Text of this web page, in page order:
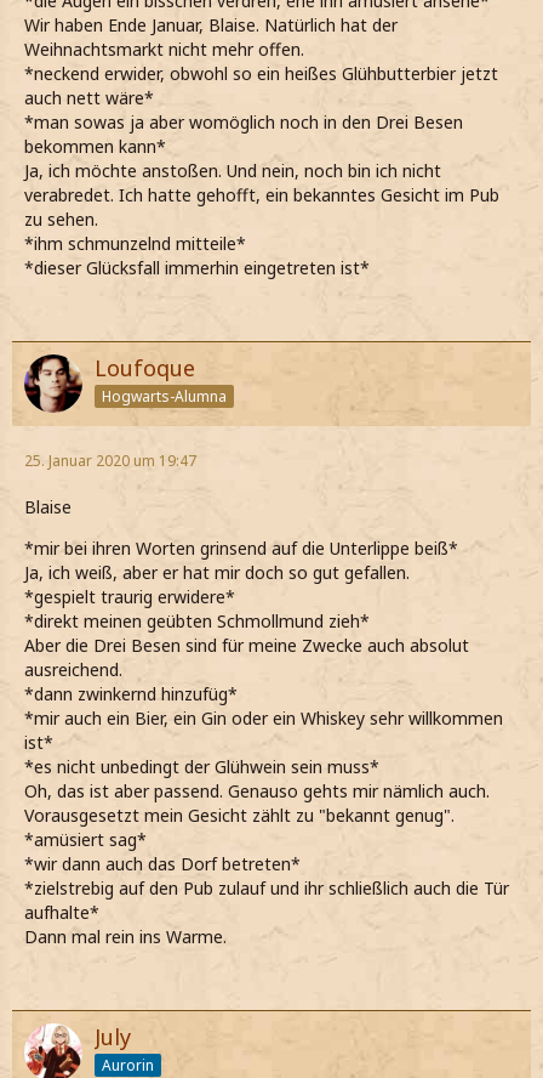
Wir haben Ende Januar, Blaise. Natürlich hat der
Weihnachtsmarkt nicht mehr offen.
*neckend erwider, obwohl so ein heißes Glühbutterbier jetzt
auch nett wäre*
*man sowas ja aber womöglich noch in den Drei Besen
bekommen kann*
Ja, ich möchte anstoßen. Und nein, noch bin ich nicht
verabredet. Ich hatte gehofft, ein bekanntes Gesicht im Pub
zu sehen.
*ihm schmunzelnd mitteile*
*dieser Glücksfall immerhin eingetreten ist*
Loufoque
Hogwarts-Alumna
25. Januar 2020 um 19:47
Blaise
*mir bei ihren Worten grinsend auf die Unterlippe beiß*
Ja, ich weiß, aber er hat mir doch so gut gefallen.
*gespielt traurig erwidere*
*direkt meinen geübten Schmollmund zieh*
Aber die Drei Besen sind für meine Zwecke auch absolut
ausreichend.
*dann zwinkernd hinzufüg*
*mir auch ein Bier, ein Gin oder ein Whiskey sehr willkommen
ist*
*es nicht unbedingt der Glühwein sein muss*
Oh, das ist aber passend. Genauso gehts mir nämlich auch.
Vorausgesetzt mein Gesicht zählt zu "bekannt genug".
*amüsiert sag*
*wir dann auch das Dorf betreten*
*zielstrebig auf den Pub zulauf und ihr schließlich auch die Tür
aufhalte*
Dann mal rein ins Warme.
July
Aurorin